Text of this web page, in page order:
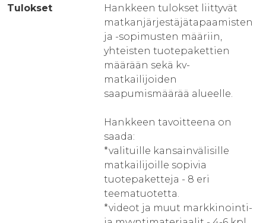
Tulokset
Hankkeen tulokset liittyvät
matkanjärjestäjätapaamisten
ja -sopimusten määriin,
yhteisten tuotepakettien
määrään sekä kv-
matkailijoiden
saapumismäärää alueelle.
Hankkeen tavoitteena on
saada:
*valituille kansainvälisille
matkailijoille sopivia
tuotepaketteja - 8 eri
teematuotetta.
*videot ja muut markkinointi-